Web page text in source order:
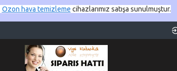
Ozon hava temizleme cihazlarımız satışa sunulmuştur.